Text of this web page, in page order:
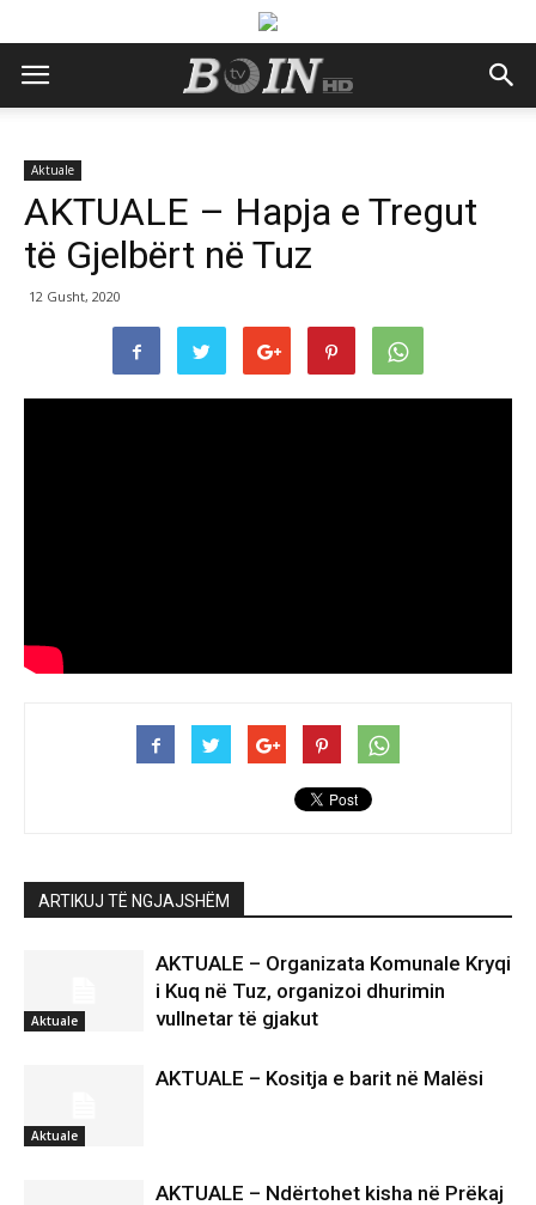
Aktuale
AKTUALE – Hapja e Tregut
të Gjelbërt në Tuz
12 Gusht, 2020
ARTIKUJ TË NGJAJSHËM
Aktuale
AKTUALE – Organizata Komunale Kryqi
i Kuq në Tuz, organizoi dhurimin
vullnetar të gjakut
Aktuale
AKTUALE – Kositja e barit në Malësi
AKTUALE – Ndërtohet kisha në Prëkaj